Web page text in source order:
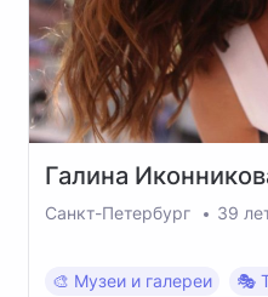
Галина
Санкт-Петербург 39
🎨 Музеи и галереи
🎭